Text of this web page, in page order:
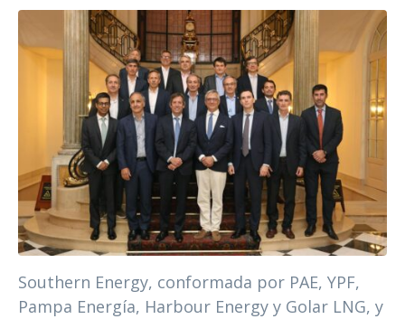
Southern Energy, conformada por PAE, YPF,
Pampa Energía, Harbour Energy y Golar LNG, y